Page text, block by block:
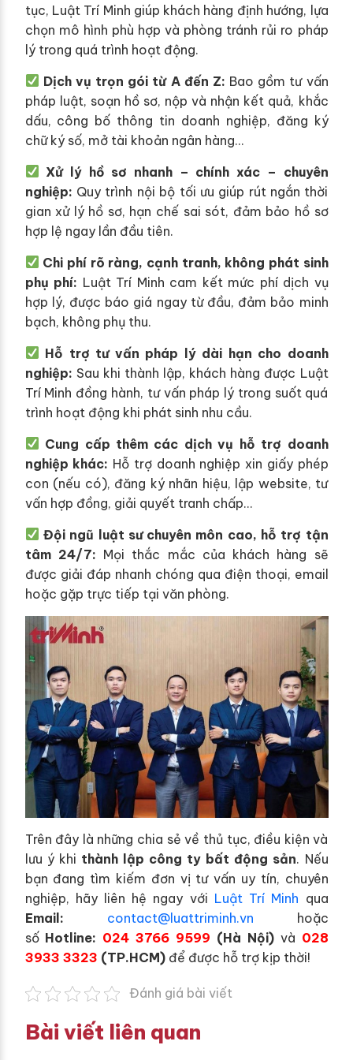
tục, Luật Trí Minh giúp khách hàng định hướng, lựa
chọn mô hình phù hợp và phòng tránh rủi ro pháp
lý trong quá trình hoạt động.
Dịch vụ trọn gói từ A đến Z: Bao gồm tư vấn
pháp luật, soạn hồ sơ, nộp và nhận kết quả, khắc
dấu, công bố thông tin doanh nghiệp, đăng ký
chữ ký số, mở tài khoản ngân hàng…
Xử lý hồ sơ nhanh – chính xác – chuyên
nghiệp: Quy trình nội bộ tối ưu giúp rút ngắn thời
gian xử lý hồ sơ, hạn chế sai sót, đảm bảo hồ sơ
hợp lệ ngay lần đầu tiên.
Chi phí rõ ràng, cạnh tranh, không phát sinh
phụ phí: Luật Trí Minh cam kết mức phí dịch vụ
hợp lý, được báo giá ngay từ đầu, đảm bảo minh
bạch, không phụ thu.
Hỗ trợ tư vấn pháp lý dài hạn cho doanh
nghiệp: Sau khi thành lập, khách hàng được Luật
Trí Minh đồng hành, tư vấn pháp lý trong suốt quá
trình hoạt động khi phát sinh nhu cầu.
Cung cấp thêm các dịch vụ hỗ trợ doanh
nghiệp khác: Hỗ trợ doanh nghiệp xin giấy phép
con (nếu có), đăng ký nhãn hiệu, lập website, tư
vấn hợp đồng, giải quyết tranh chấp…
Đội ngũ luật sư chuyên môn cao, hỗ trợ tận
tâm 24/7: Mọi thắc mắc của khách hàng sẽ
được giải đáp nhanh chóng qua điện thoại, email
hoặc gặp trực tiếp tại văn phòng.
Trên đây là những chia sẻ về thủ tục, điều kiện và
lưu ý khi thành lập công ty bất động sản. Nếu
bạn đang tìm kiếm đơn vị tư vấn uy tín, chuyên
nghiệp, hãy liên hệ ngay với Luật Trí Minh qua
Email: contact@luattriminh.vn hoặc
số Hotline: 024 3766 9599 (Hà Nội) và 028
3933 3323 (TP.HCM) để được hỗ trợ kịp thời!
Đánh giá bài viết
Bài viết liên quan